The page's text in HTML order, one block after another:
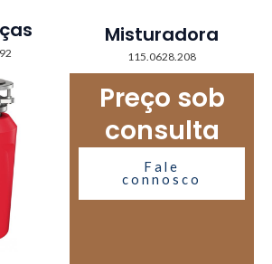
Misturadora
115.0628.208
Preço sob
consulta
Fale
connosco